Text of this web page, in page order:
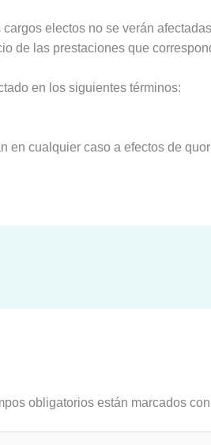
electos no se verán
de las prestaciones que
en los siguientes términos:
cualquier caso a efectos de
obligatorios están marcados con